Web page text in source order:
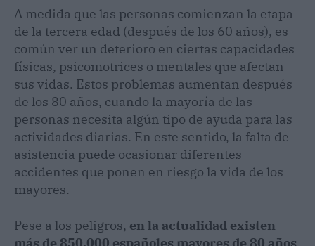
A medida que las personas comienzan la etapa
de la tercera edad (después de los 60 años), es
común ver un deterioro en ciertas capacidades
físicas, psicomotrices o mentales que afectan
sus vidas. Estos problemas aumentan después
de los 80 años, cuando la mayoría de las
personas necesita algún tipo de ayuda para las
actividades diarias. En este sentido, la falta de
asistencia puede ocasionar diferentes
accidentes que ponen en riesgo la vida de los
mayores.
Pese a los peligros, en la actualidad existen
más de 850.000 españoles mayores de 80 años